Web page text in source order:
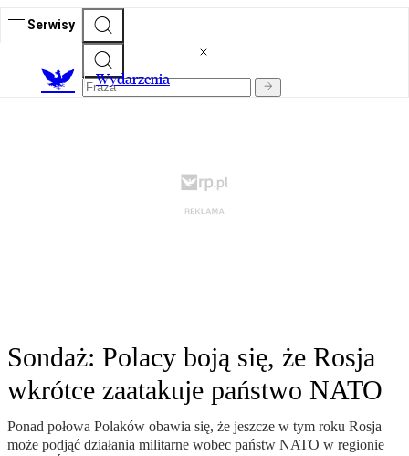
Serwisy
Wydarzenia
Sondaż: Polacy boją się, że Rosja
wkrótce zaatakuje państwo NATO
Ponad połowa Polaków obawia się, że jeszcze w tym roku Rosja
może podjąć działania militarne wobec państw NATO w regionie